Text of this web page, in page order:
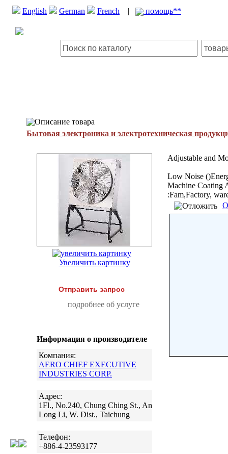
English German French | помощь**
Описание товара
Бытовая электроника и электротехническая
Увеличить картинку
Отправить запрос
подробнее об услуге
Информация о производителе
Компания:
AERO CHIEF EXECUTIVE
INDUSTRIES CORP.
Адрес:
1Fl., No.240, Chung Ching St., An
Long Li, W. Dist., Taichung
Телефон:
+886-4-23593177
Adjustable and
Low Noise
Machine Coating
:Fam,Factory,